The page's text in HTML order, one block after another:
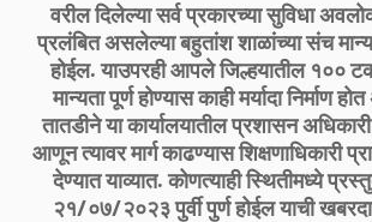
वरील दिलेल्या सर्व प्रकारच्या सुविधा
प्रलंबित असलेल्या बहुतांश शाळांच्या संच
होईल. याउपरही आपले जिल्हयातील १००
मान्यता पूर्ण होण्यास काही मर्यादा निर्माण
तातडीने या कार्यालयातील प्रशासन अधिकारी
आणून त्यावर मार्ग काढण्यास शिक्षणाधिकारी
देण्यात याव्यात. कोणत्याही स्थितीमध्ये
२१/०७/२०२३ पुर्वी पुर्ण होईल याची